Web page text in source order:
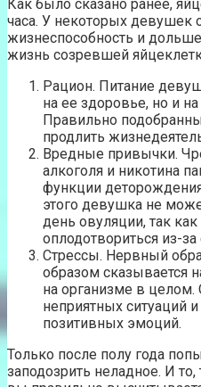
Как было сказано ранее,
часа. У некоторых девушек
жизнеспособность и
жизнь созревшей
Рацион. Питание
на ее здоровье, но и
Правильно
продлить
Вредные привычки.
алкоголя и никотина
функции
этого девушка не
день овуляции, так
оплодотвориться из-
Стрессы. Нервный
образом сказывается
на организме в целом.
неприятных ситуаций
позитивных эмоций.
Только после полу года
заподозрить неладное. И